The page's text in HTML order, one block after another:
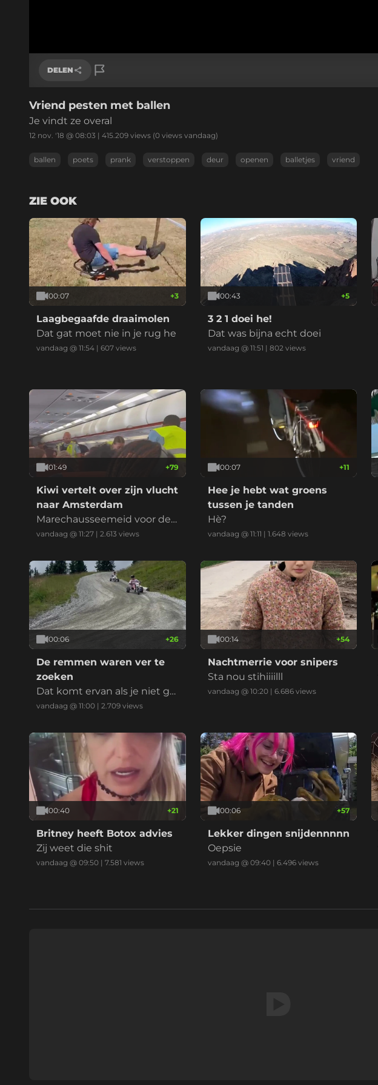
DELEN
Link kopiëren
Vriend pesten met ballen
Je vindt ze overal
12 nov. '18 @ 08:03 | 415.209 views (0 views vandaag)
ballen poets prank verstoppen deur openen balletjes vriend
ZIE OOK
00:07 +3
Laagbegaafde draaimolen
Dat gat moet nie in je rug he
vandaag @ 11:54 | 607 views
00:43 +5
3 2 1 doei he!
Dat was bijna echt doei
vandaag @ 11:51 | 802 views
01:49 +79
Kiwi vertelt over zijn vlucht
naar Amsterdam
Marechausseemeid voor de
win!
vandaag @ 11:27 | 2.613 views
00:07 +11
Hee je hebt wat groens
tussen je tanden
Hè?
vandaag @ 11:11 | 1.648 views
00:06 +26
De remmen waren ver te
zoeken
Dat komt ervan als je niet go
ed uitkijkt als je gaat mounta
vandaag @ 11:00 | 2.709 views
00:14 +54
Nachtmerrie voor snipers
Sta nou stihiiiilll
vandaag @ 10:20| 6.686views
00:40 +21
Britney heeft Botox advies
Zij weet die shit
vandaag @ 09:50 | 7.581 views
00:06 +57
Lekker dingen snijdennnnn
Oepsie
vandaag @ 09:40| 6.496views